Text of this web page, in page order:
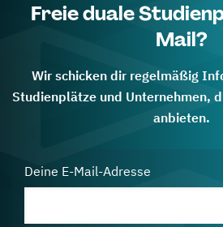
Freie duale
Mail?
Wir schicken dir regelmäßig
Studienplätze und Unternehmen,
anbieten.
Deine E-Mail-Adresse